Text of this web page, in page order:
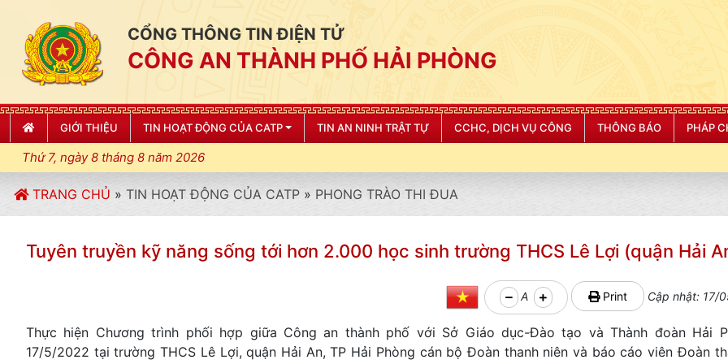
CỔNG THÔNG TIN ĐIỆN TỬ
CÔNG AN THÀNH PHỐ HẢI PHÒNG
GIỚI THIỆU TIN HOẠT ĐỘNG CỦA CATP TIN AN NINH TRẬT TỰ CCHC, DỊCH VỤ CÔNG THÔNG BÁO PHÁP
Thứ 7, ngày 8 tháng 8 năm 2026
TRANG CHỦ » TIN HOẠT ĐỘNG CỦA CATP » PHONG TRÀO THI ĐUA
Tuyên truyền kỹ năng sống tới hơn 2.000 học sinh trường THCS Lê Lợi (quận Hải
A Print Cập nhật: 17/
Thực hiện Chương trình phối hợp giữa Công an thành phố với Sở Giáo dục-Đào tạo và Thành đoàn Hải
17/5/2022 tại trường THCS Lê Lợi, quận Hải An, TP Hải Phòng cán bộ Đoàn thanh niên và báo cáo viên Đoàn